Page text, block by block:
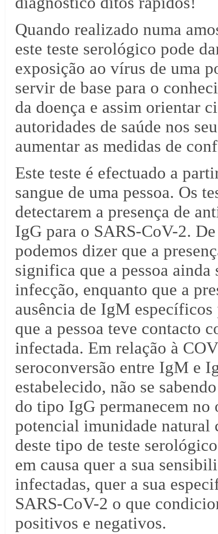
Quando realizado numa
este teste serológico pode
exposição ao vírus de uma
servir de base para o
da doença e assim orientar
autoridades de saúde nos
aumentar as medidas de
Este teste é efectuado a
sangue de uma pessoa. Os
detectarem a presença de
IgG para o SARS-CoV-2.
podemos dizer que a
significa que a pessoa ainda
infecção, enquanto que a
ausência de IgM
que a pessoa teve contacto
infectada. Em relação à
seroconversão entre IgM e
estabelecido, não se
do tipo IgG permanecem no
potencial imunidade natural
deste tipo de teste
em causa quer a sua
infectadas, quer a sua
SARS-CoV-2 o que
positivos e negativos.